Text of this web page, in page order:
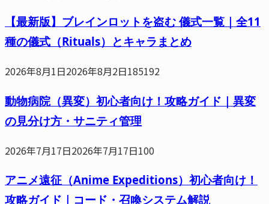
【最新版】ブレインロットを盗む 儀式一覧｜全11
種の儀式（Rituals）とキャラまとめ
2026年8月1日2026年8月2日185192
動物病院（異変）初心者向け！攻略ガイド｜異変
の見分け方・サニティ管理
2026年7月17日2026年7月17日100
アニメ遠征（Anime Expeditions）初心者向け！
攻略ガイド｜コード・召喚システム解説